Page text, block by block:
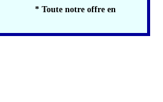
* Toute notre offre en